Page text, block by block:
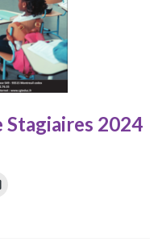
Stagiaires 2024